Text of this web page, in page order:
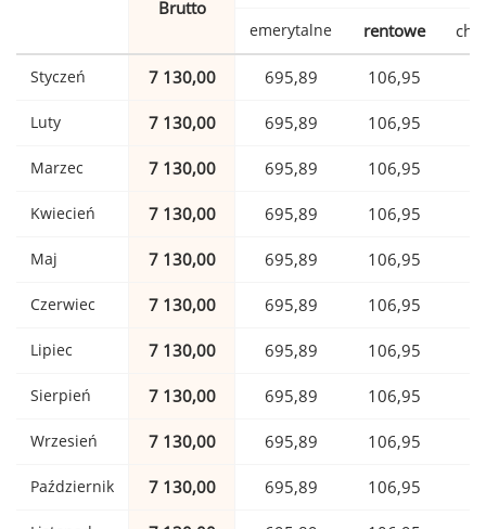
Brutto
emerytalne rentowe
Styczeń 7 130,00 695,89 106,95
Luty 7 130,00 695,89 106,95
Marzec 7 130,00 695,89 106,95
Kwiecień 7 130,00 695,89 106,95
Maj 7 130,00 695,89 106,95
Czerwiec 7 130,00 695,89 106,95
Lipiec 7 130,00 695,89 106,95
Sierpień 7 130,00 695,89 106,95
Wrzesień 7 130,00 695,89 106,95
Październik 7 130,00 695,89 106,95